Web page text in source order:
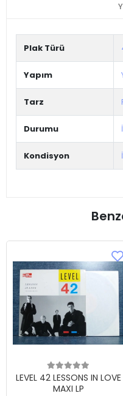
Plak Türü
Yapım
Tarz
Durumu
Kondisyon
LEVEL 42 LESSONS IN LOVE
MAXI LP